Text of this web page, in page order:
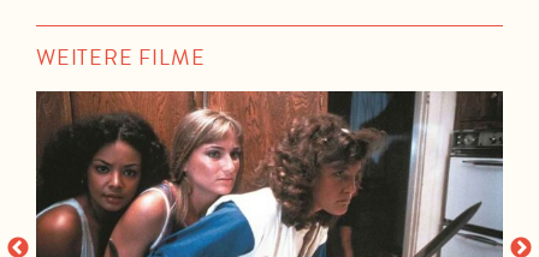
WEITERE FILME